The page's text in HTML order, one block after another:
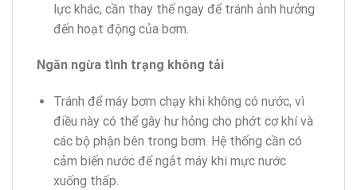
lực khác, cần thay thế ngay để tránh ảnh hưởng
đến hoạt động của bơm.
Ngăn ngừa tình trạng không tải
Tránh để máy bơm chạy khi không có nước, vì
điều này có thể gây hư hỏng cho phớt cơ khí và
các bộ phận bên trong bơm. Hệ thống cần có
cảm biến nước để ngắt máy khi mực nước
xuống thấp.